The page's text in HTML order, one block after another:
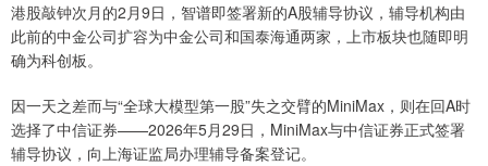
港股敲钟次月的2月9日，智谱即签署新的A股辅导协议，辅导机构由
此前的中金公司扩容为中金公司和国泰海通两家，上市板块也随即明
确为科创板。
因一天之差而与“全球大模型第一股”失之交臂的MiniMax，则在回A时
选择了中信证券——2026年5月29日，MiniMax与中信证券正式签署
辅导协议，向上海证监局办理辅导备案登记。